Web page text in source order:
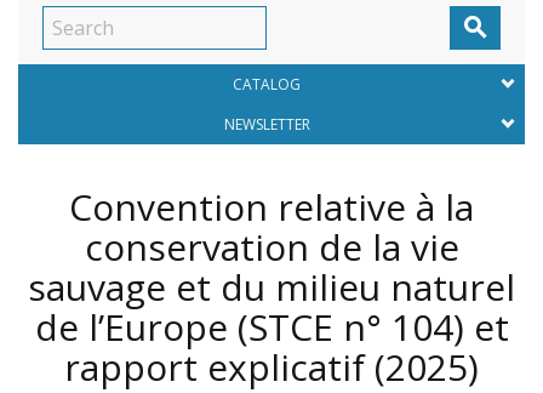

CATALOG
NEWSLETTER
Convention relative à la
conservation de la vie
sauvage et du milieu naturel
de l’Europe (STCE n° 104) et
rapport explicatif(2025)